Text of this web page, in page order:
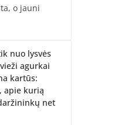
o jauni
nuo lysvės
agurkai
kartūs:
apie kurią
net